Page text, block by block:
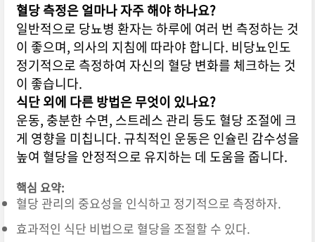
혈당 측정은 얼마나 자주 해야 하나요?
일반적으로 당뇨병 환자는 하루에 여러 번 측정하는 것
이 좋으며, 의사의 지침에 따라야 합니다. 비당뇨인도
정기적으로 측정하여 자신의 혈당 변화를 체크하는 것
이 좋습니다.
식단 외에 다른 방법은 무엇이 있나요?
운동, 충분한 수면, 스트레스 관리 등도 혈당 조절에 크
게 영향을 미칩니다. 규칙적인 운동은 인슐린 감수성을
높여 혈당을 안정적으로 유지하는 데 도움을 줍니다.
핵심 요약:
혈당 관리의 중요성을 인식하고 정기적으로 측정하자.
효과적인 식단 비법으로 혈당을 조절할 수 있다.